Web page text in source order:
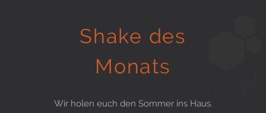
Gesund in Form
Shake des
Monats
Wir holen euch den Sommer ins Haus.